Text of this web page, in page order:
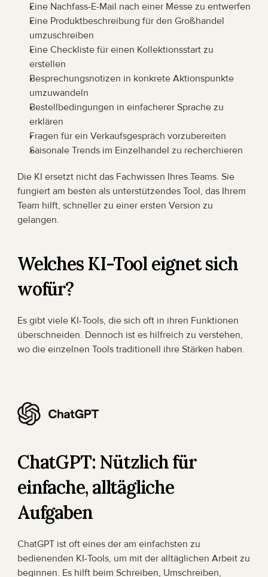
Eine Nachfass-E-Mail nach einer Messe zu entwerfen
Eine Produktbeschreibung für den Großhandel
umzuschreiben
Eine Checkliste für einen Kollektionsstart zu
erstellen
Besprechungsnotizen in konkrete Aktionspunkte
umzuwandeln
Bestellbedingungen in einfacherer Sprache zu
erklären
Fragen für ein Verkaufsgespräch vorzubereiten
Saisonale Trends im Einzelhandel zu recherchieren
Die KI ersetzt nicht das Fachwissen Ihres Teams. Sie
fungiert am besten als unterstützendes Tool, das Ihrem
Team hilft, schneller zu einer ersten Version zu
gelangen.
Welches KI-Tool eignet sich
wofür?
Es gibt viele KI-Tools, die sich oft in ihren Funktionen
überschneiden. Dennoch ist es hilfreich zu verstehen,
wo die einzelnen Tools traditionell ihre Stärken haben.
ChatGPT: Nützlich für
einfache, alltägliche
Aufgaben
ChatGPT ist oft eines der am einfachsten zu
bedienenden KI-Tools, um mit der alltäglichen Arbeit zu
beginnen. Es hilft beim Schreiben, Umschreiben,